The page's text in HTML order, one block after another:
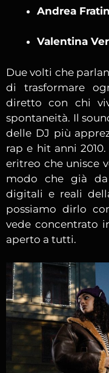
Andrea
Valentina
Due volti che
di trasformare
diretto con chi
spontaneità. Il
delle DJ più
rap e hit anni
eritreo che unisce
modo che già
digitali e reali
possiamo dirlo
vede concentrato
aperto a tutti.